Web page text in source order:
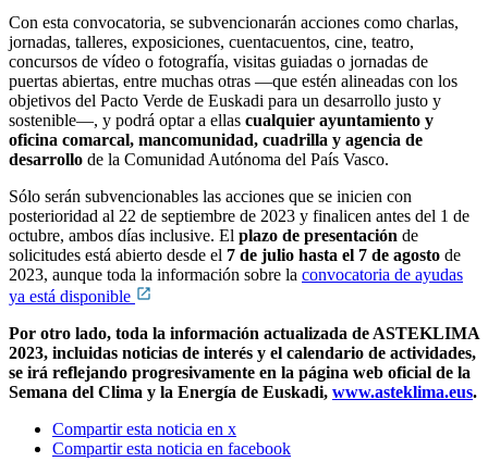
Con esta convocatoria, se subvencionarán acciones como charlas,
jornadas, talleres, exposiciones, cuentacuentos, cine, teatro,
concursos de vídeo o fotografía, visitas guiadas o jornadas de
puertas abiertas, entre muchas otras —que estén alineadas con los
objetivos del Pacto Verde de Euskadi para un desarrollo justo y
sostenible—, y podrá optar a ellas cualquier ayuntamiento y
oficina comarcal, mancomunidad, cuadrilla y agencia de
desarrollo de la Comunidad Autónoma del País Vasco.
Sólo serán subvencionables las acciones que se inicien con
posterioridad al 22 de septiembre de 2023 y finalicen antes del 1 de
octubre, ambos días inclusive. El plazo de presentación de
solicitudes está abierto desde el 7 de julio hasta el 7 de agosto de
2023, aunque toda la información sobre la convocatoria de ayudas
ya está disponible
Por otro lado, toda la información actualizada de ASTEKLIMA
2023, incluidas noticias de interés y el calendario de actividades,
se irá reflejando progresivamente en la página web oficial de la
Semana del Clima y la Energía de Euskadi, www.asteklima.eus.
Compartir esta noticia en x
Compartir esta noticia en facebook